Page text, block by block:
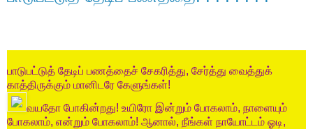
பாடுபட்டுத் தேடிப் பணத்தைச் சேகரித்து, சேர்த்து வைத்துக்
காத்திருக்கும் மானிடரே கேளுங்கள்!
வயதோ போகின்றது! உயிரோ இன்றும் போகலாம், நாளையும்
போகலாம், என்றும் போகலாம்! ஆனால், நீங்கள் நாயோட்டம் ஓடி,